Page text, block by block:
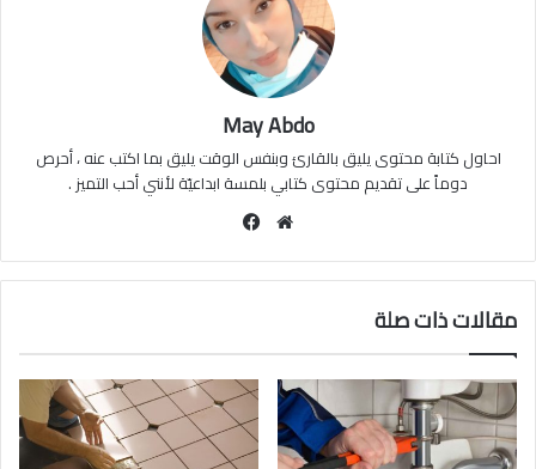
May Abdo
احاول كتابة محتوى يليق بالقارئ وبنفس الوقت يليق بما اكتب عنه ، أحرص
دوماً على تقديم محتوى كتابي بلمسة ابداعيّة لأنني أحب التميز .
موقع
مقالات ذات صلة